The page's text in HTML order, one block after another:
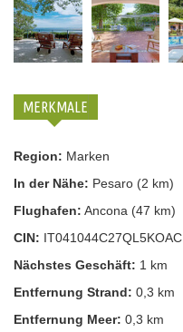
MERKMALE
Region: Marken
In der Nähe: Pesaro (2 km)
Flughafen: Ancona (47 km)
CIN: IT041044C27QL5KOAC
Nächstes Geschäft: 1 km
Entfernung Strand: 0,3 km
Entfernung Meer: 0,3 km